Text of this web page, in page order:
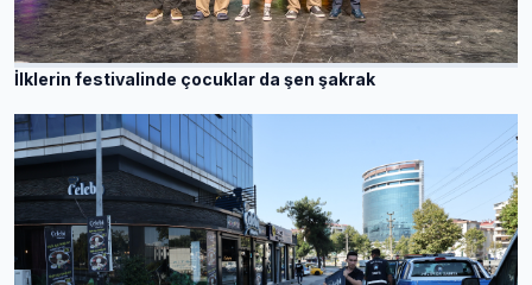
İlklerin festivalinde çocuklar da şen şakrak